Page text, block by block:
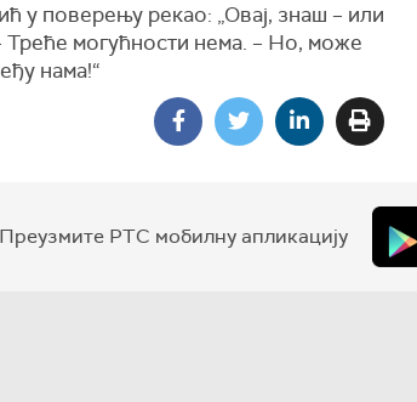
у поверењу рекао: „Овај, знаш – или
Треће могућности нема. – Но, може
нама!“
Преузмите РТС мобилну апликацију